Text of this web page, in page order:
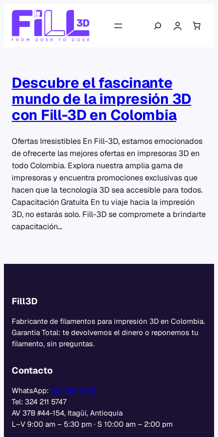
Saltar
contenido
Buscar
Descubre el fascinante
mundo de la impresión 3D
con Fill-3D en Colombia
Ofertas Irresistibles En Fill-3D, estamos emocionados
de ofrecerte las mejores ofertas en impresoras 3D en
todo Colombia. Explora nuestra amplia gama de
impresoras y encuentra promociones exclusivas que
hacen que la tecnología 3D sea accesible para todos.
Capacitación Gratuita En tu viaje hacia la impresión
3D, no estarás solo. Fill-3D se compromete a brindarte
capacitación…
Fill3D
Fabricante de filamentos para impresión 3D en Colombia.
Garantía Total: te devolvemos el dinero o reponemos tu
filamento, sin preguntas.
Contacto
WhatsApp: 314 745 8472
Tel: 324 211 5747
AV 37B #44-154, Itagüí, Antioquia
L–V 9:00 am – 5:30 pm · S 10:00 am – 2:00 pm